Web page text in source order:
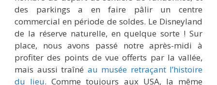
des parkings a en faire pâlir un centre
commercial en période de soldes. Le Disneyland
de la réserve naturelle, en quelque sorte ! Sur
place, nous avons passé notre après-midi à
profiter des points de vue offerts par la vallée,
mais aussi traîné au musée retraçant l’histoire
du lieu. Comme toujours aux USA, la même